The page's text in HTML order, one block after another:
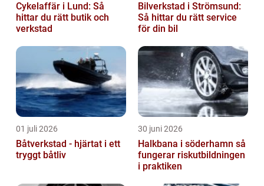
Cykelaffär i Lund: Så
hittar du rätt butik och
verkstad
Bilverkstad i Strömsund:
Så hittar du rätt service
för din bil
01 juli 2026
Båtverkstad - hjärtat i ett
tryggt båtliv
30 juni 2026
Halkbana i söderhamn så
fungerar riskutbildningen
i praktiken